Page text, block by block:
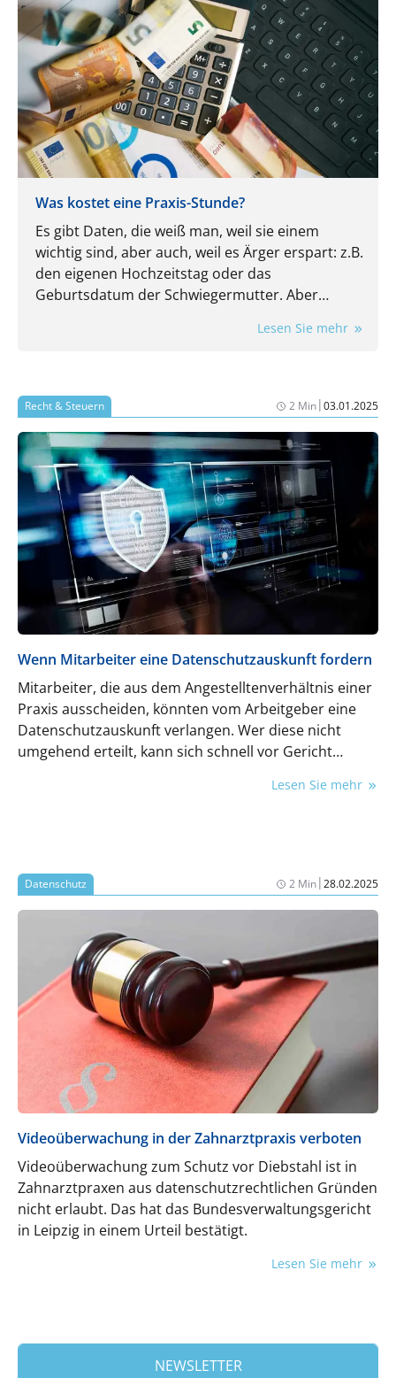
Was kostet eine Praxis-Stunde?
Es gibt Daten, die weiß man, weil sie einem
wichtig sind, aber auch, weil es Ärger erspart: z.B.
den eigenen Hochzeitstag oder das
Geburtsdatum der Schwiegermutter. Aber
Ihrer Praxis? Auch die sind wichtig und auch die
Öffnungsstunde Ihrer Praxis mindestens
erwirtschaftet werden muss, damit am
Monatsende wirklich etwas übrigbleibt? Falls Sie
jetzt kurz (oder vielleicht sogar länger) überlegen
müssen: Herzlich willkommen im Club. Sie sind in
sehr guter Gesellschaft.
Lesen Sie mehr
Recht & Steuern 2 Min|03.01.2025
Wenn Mitarbeiter eine Datenschutzauskunft fordern
Mitarbeiter, die aus dem Angestelltenverhältnis einer
Praxis ausscheiden, könnten vom Arbeitgeber eine
Datenschutzauskunft verlangen. Wer diese nicht
umgehend erteilt, kann sich schnell vor Gericht
Lesen Sie mehr
Datenschutz 2 Min|28.02.2025
Videoüberwachung in der Zahnarztpraxis verboten
Videoüberwachung zum Schutz vor Diebstahl ist in
Zahnarztpraxen aus datenschutzrechtlichen Gründen
nicht erlaubt. Das hat das Bundesverwaltungsgericht
in Leipzig in einem Urteil bestätigt.
Lesen Sie mehr
NEWSLETTER